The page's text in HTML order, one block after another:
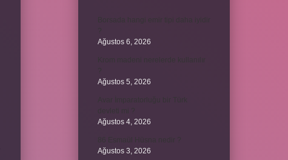
Ağustos 6, 2026
Ağustos 5, 2026
Ağustos 4, 2026
Ağustos 3, 2026